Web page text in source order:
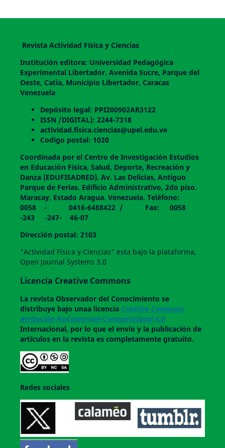
Revista Actividad Física y Ciencias
Institución editora: Universidad Pedagógica
Experimental Libertador. Avenida Sucre, Parque del
Oeste, Catia, Municipio Libertador, Caracas
Venezuela
Depósito legal: PPI200902AR3122
ISSN /DIGITAL): 2244-7318
actividad.fisica.ciencias@upel.edu.ve
Codigo postal: 1020
Coordinada por el Centro de Investigación Estudios
en Educación Física, Salud, Deporte, Recreación y
Danza (EDUFISADRED). Av. Las Delicias, Antiguo
Parque de Ferias. Edificio Administrativo, 2do piso.
Maracay, Estado Aragua. Venezuela. Teléfono:
0058 - 0416-6488422 / Fax: 0058
-243 -247- 46-07
Dirección postal: 2103
"Actividad Física y Ciencias" esta bajo la plataforma,
Open Journal Systems 3.0
Licencia Creative Commons
La revistaObservador del Conocimiento se
distribuye bajo unaa licencia Creative Commons
Atribución-NoComercial-CompartirIgual 4.0
Internacional, por lo que el envío y la publicación de
artículos en la revista es completamente gratuito.
Redes sociales